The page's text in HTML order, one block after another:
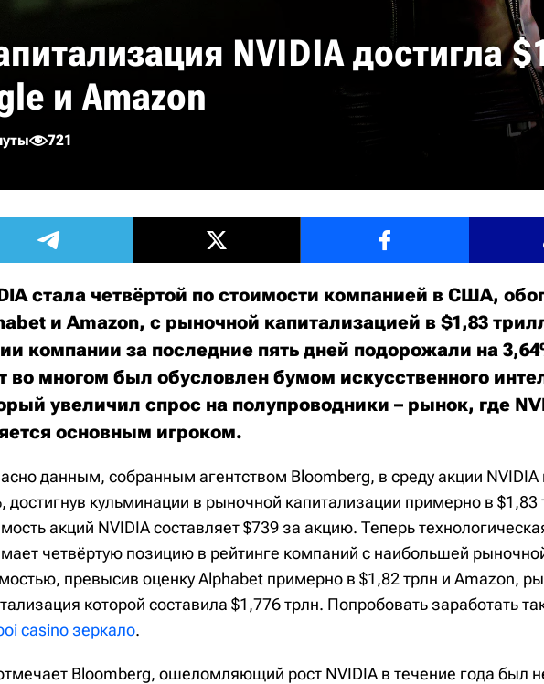
NVIDIA достигла
и Amazon
721
стала четвёртой по стоимости компанией в США,
и Amazon, с рыночной капитализацией в $1,83
компании за последние пять дней подорожали на
во многом был обусловлен бумом искусственного
увеличил спрос на полупроводники – рынок, где
основным игроком.
данным, собранным агентством Bloomberg, в среду акции NVIDIA
достигнув кульминации в рыночной капитализации примерно в $1,83
акций NVIDIA составляет $739 за акцию. Теперь
четвёртую позицию в рейтинге компаний с наибольшей
превысив оценку Alphabet примерно в $1,82 трлн и Amazon,
которой составила $1,776 трлн. Попробовать заработать
casino зеркало.
Bloomberg, ошеломляющий рост NVIDIA в течение года был